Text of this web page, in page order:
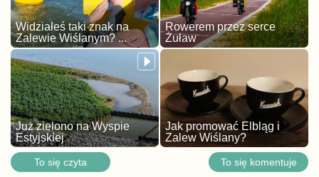
Widziałeś taki znak na
Zalewie Wiślanym? ...
Rowerem przez serce
Żuław
Już zielono na Wyspie
Estyjskiej
Jak promować Elbląg i
Zalew Wiślany?
To się czyta To się komentuje